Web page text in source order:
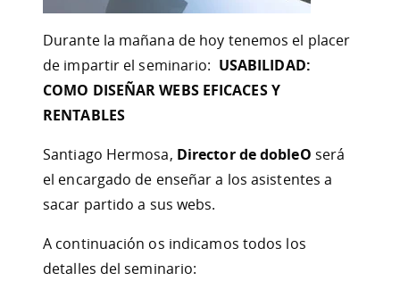
Durante la mañana de hoy tenemos el placer
de impartir el seminario: USABILIDAD:
COMO DISEÑAR WEBS EFICACES Y
RENTABLES
Santiago Hermosa, Director de dobleO será
el encargado de enseñar a los asistentes a
sacar partido a sus webs.
A continuación os indicamos todos los
detalles del seminario: